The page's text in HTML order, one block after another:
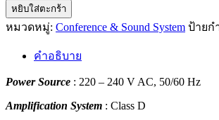
TOA
DA-
500FH
Power
ชิ้น
หยิบใส่ตะกร้า
หมวดหมู่: Conference & Sound System ป้ายก
คำอธิบาย
Power Source : 220 – 240 V AC, 50/60 Hz
Amplification System : Class D